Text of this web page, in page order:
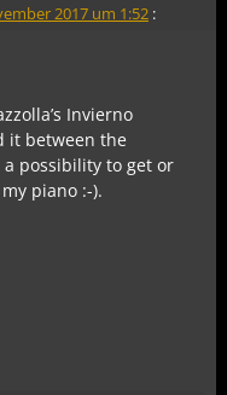
2017 um 1:52 :
Invierno
it between the
possibility to get or
piano :-).